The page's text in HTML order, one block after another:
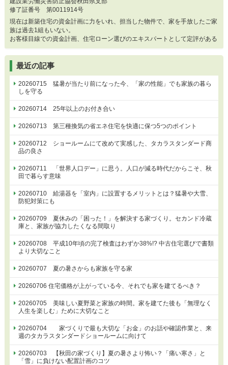
修了証番号 第0011914号
現在は新築住宅の資金計画に力をいれ、担当した物件で、家を手放したご家
族は過去1組もいない。
お客様目線での資金計画、住宅ローン選びのエキスパートとして定評がある
最近の記事
20260715 猛暑が当たり前になった今、「家の性能」でも家族の暮ら
しを守る
20260714 25年以上のお付き合い
20260713 第三種換気の省エネ住宅を快適に保つ5つのポイント
20260712 ショールームにて改めて実感した、タカラスタンダード商
品の良さ
20260711 「世界人口デー」に思う。人口が減る時代だからこそ、秋
田で暮らす意味
20260710 給湯器を「室内」に設置するメリットとは？猛暑や大雪、
防犯対策にも
20260709 夏休みの「困った！」を解決する家づくり。セカンド冷蔵
庫と、家族が協力したくなる間取り
20260708 平成10年頃の完了検査はわずか38%!? 中古住宅選びで書類
より大切なこと
20260707 夏の暑さからも家族を守る家
20260706 住宅価格が上がっている今、それでも家を建てるべき？
20260705 美味しい夏野菜と家族の時間。家を建てた後も「無理なく
人生を楽しむ」ために大切なこと
20260704 家づくりで最も大切な「お金」のお話や確認作業と、来
週のタカラスタンダードショールームに向けて
20260703 【秋田の家づくり】夏の暑さより怖い？「痛い寒さ」と
「雪」に負けない配置計画のコツ